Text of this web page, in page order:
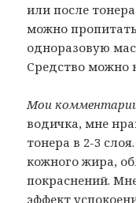
или после
можно
одноразовую
Средство можно
Мои
водичка, мне
тонера в 2-3
кожного жира,
покраснений.
эффект